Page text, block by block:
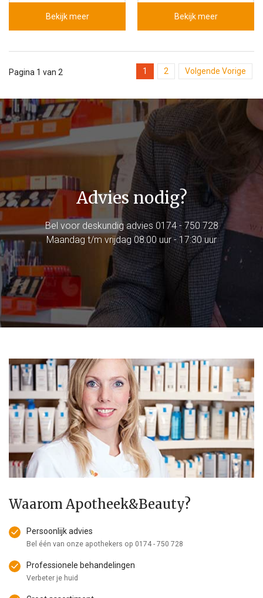
Bekijk meer Bekijk meer
Pagina 1 van 2 1 2 Volgende Vorige
Advies nodig?
Bel voor deskundig advies 0174 - 750 728
Maandag t/m vrijdag 08:00 uur - 17:30 uur
Waarom Apotheek&Beauty?
Persoonlijk advies
Bel één van onze apothekers op 0174 - 750 728
Professionele behandelingen
Verbeter je huid